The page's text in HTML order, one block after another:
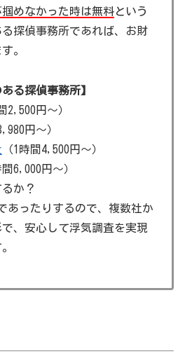
めなかった時は無料という
探偵事務所であれば、お財
。
る探偵事務所】
2,500円～）
円～）
（1時間4,500円～）
間6,000円～）
か？
あったりするので、複数社か
、安心して浮気調査を実現